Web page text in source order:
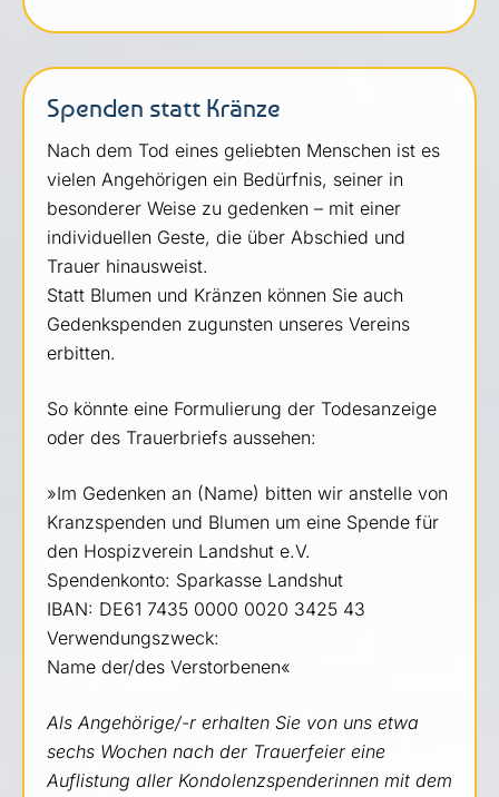
Spenden statt Kränze
Nach dem Tod eines geliebten Menschen ist es
vielen Angehörigen ein Bedürfnis, seiner in
besonderer Weise zu gedenken – mit einer
individuellen Geste, die über Abschied und
Trauer hinausweist.
Statt Blumen und Kränzen können Sie auch
Gedenkspenden zugunsten unseres Vereins
erbitten.
So könnte eine Formulierung der Todesanzeige
oder des Trauerbriefs aussehen:
»Im Gedenken an (Name) bitten wir anstelle von
Kranzspenden und Blumen um eine Spende für
den Hospizverein Landshut e.V.
Spendenkonto: Sparkasse Landshut
IBAN: DE61 7435 0000 0020 3425 43
Verwendungszweck:
Name der/des Verstorbenen«
Als Angehörige/-r erhalten Sie von uns etwa
sechs Wochen nach der Trauerfeier eine
Auflistung aller Kondolenzspenderinnen mit dem